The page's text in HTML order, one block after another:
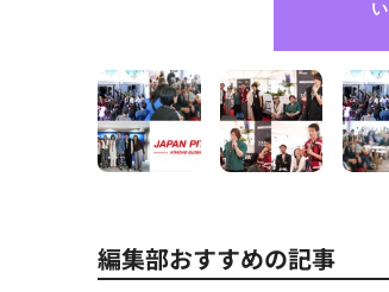
編集部おすすめの記事